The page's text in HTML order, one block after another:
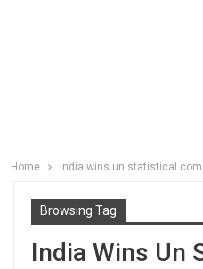
Home india wins un statistical
Browsing Tag
India Wins Un